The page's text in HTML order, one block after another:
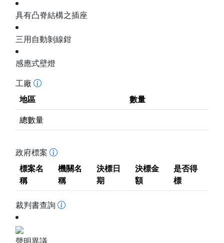
具有凸脊結構之插座
三用自動剝線鉗
感應式壁燈
工廠
地區
數量
總數量
政府標案
標案名
稱
機關名
稱
決標日
期
決標金
額
是否得
標
裁判書查詢